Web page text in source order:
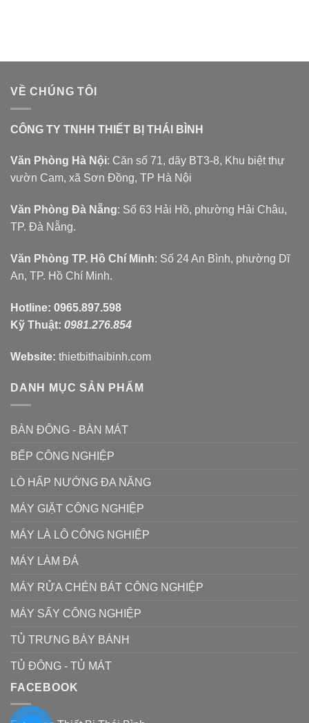
VỀ CHÚNG TÔI
CÔNG TY TNHH THIẾT BỊ THÁI BÌNH
Văn Phòng Hà Nội: Căn số 71, dãy BT3-8, Khu biệt thự
vườn Cam, xã Sơn Đồng, TP Hà Nội
Văn Phòng Đà Nẵng: Số 63 Hải Hồ, phường Hải Châu,
TP. Đà Nẵng.
Văn Phòng TP. Hồ Chí Minh: Số 24 An Bình, phường Dĩ
An, TP. Hồ Chí Minh.
Hotline: 0965.897.598
Kỹ Thuật: 0981.276.854
Website: thietbithaibinh.com
DANH MỤC SẢN PHẨM
BÀN ĐÔNG - BÀN MÁT
BẾP CÔNG NGHIỆP
LÒ HẤP NƯỚNG ĐA NĂNG
MÁY GIẶT CÔNG NGHIỆP
MÁY LÀ LÔ CÔNG NGHIỆP
MÁY LÀM ĐÁ
MÁY RỬA CHÉN BÁT CÔNG NGHIỆP
MÁY SẤY CÔNG NGHIỆP
TỦ TRƯNG BÀY BÁNH
TỦ ĐÔNG - TỦ MÁT
FACEBOOK